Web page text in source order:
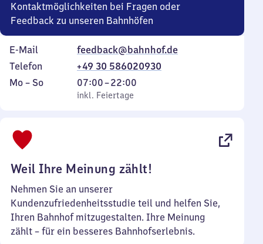
Kontaktmöglichkeiten bei Fragen oder
Feedback zu unseren Bahnhöfen
E-Mail
feedback@bahnhof.de
Telefon
+49 30 586020930
Montag
Mo – So,
inkl. Feiertage
07:00–22:00
Von
7
inkl. Feiertage
Weil Ihre Meinung zählt!
Nehmen Sie an unserer
Kundenzufriedenheitsstudie teil und helfen Sie,
Ihren Bahnhof mitzugestalten. Ihre Meinung
zählt – für ein besseres Bahnhofserlebnis.